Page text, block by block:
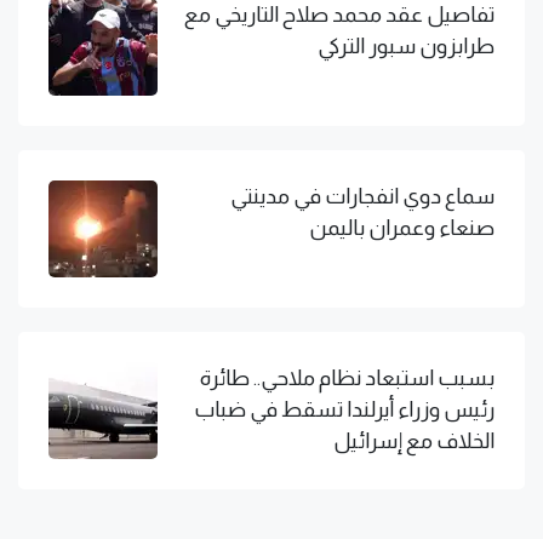
تفاصيل عقد محمد صلاح التاريخي مع
طرابزون سبور التركي
سماع دوي انفجارات في مدينتي
صنعاء وعمران باليمن
بسبب استبعاد نظام ملاحي.. طائرة
رئيس وزراء أيرلندا تسقط في ضباب
الخلاف مع إسرائيل